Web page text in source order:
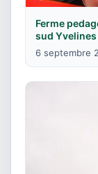
Ferme
sud Yvelines
6 septembre